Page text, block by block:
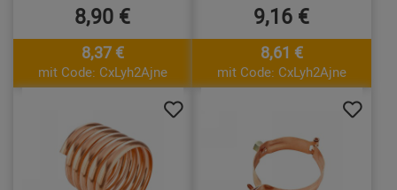
8,90 €
8,37 €
mit Code: CxLyh2Ajne
9,16 €
8,61 €
mit Code: CxLyh2Ajne